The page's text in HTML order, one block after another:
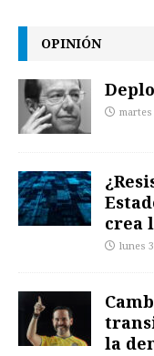
OPINIÓN
martes
crea
lunes
la